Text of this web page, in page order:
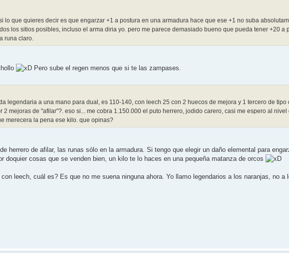
lo que quieres decir es que engarzar +1 a postura en una armadura hace que ese +1 no suba
los sitios posibles, incluso el arma diria yo. pero me parece demasiado bueno que pueda tener +20 a
runa claro.
Pero sube el regen menos que si te las zampases.
legendaria a una mano para dual, es 110-140, con leech 25 con 2 huecos de mejora y 1 tercero de
2 mejoras de "afilar"?. eso si... me cobra 1.150.000 el puto herrero, jodido carero, casi me espero al
merecera la pena ese kilo. que opinas?
herrero de afilar, las runas sólo en la armadura. Si tengo que elegir un daño elemental para
doquier cosas que se venden bien, un kilo te lo haces en una pequeña matanza de orcos
leech, cuál es? Es que no me suena ninguna ahora. Yo llamo legendarios a los naranjas, no